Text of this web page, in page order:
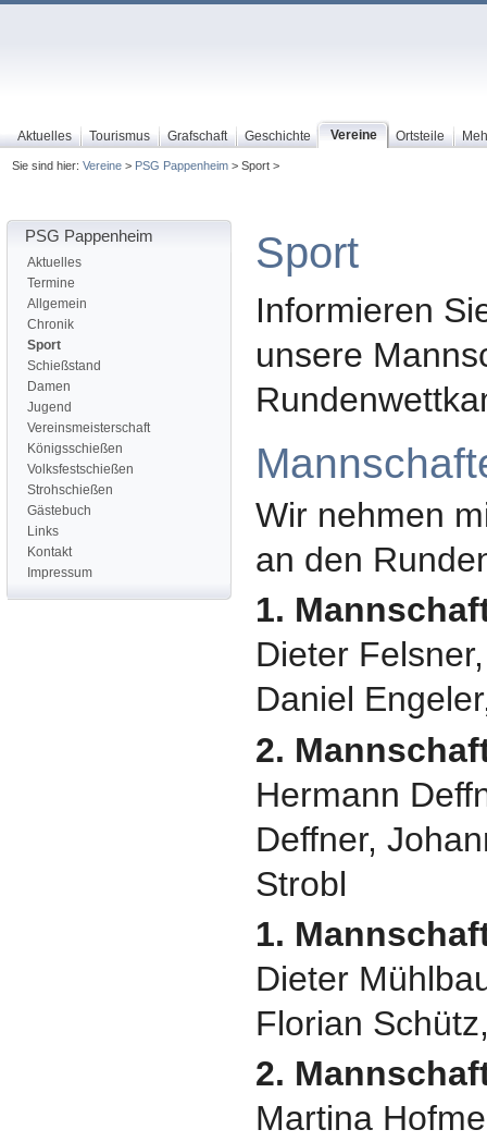
Aktuelles Tourismus Grafschaft Geschichte Vereine Ortsteile
Sie sind hier: Vereine> PSG Pappenheim> Sport >
PSG Pappenheim
Aktuelles
Termine
Allgemein
Chronik
Sport
Schießstand
Damen
Jugend
Vereinsmeisterschaft
Königsschießen
Volksfestschießen
Strohschießen
Gästebuch
Links
Kontakt
Impressum
Sport
Informieren
unsere
Wir nehmen
an den
1.
Dieter
Daniel
2.
Hermann
Deffner,
Strobl
1.
Dieter
Florian
2.
Martina